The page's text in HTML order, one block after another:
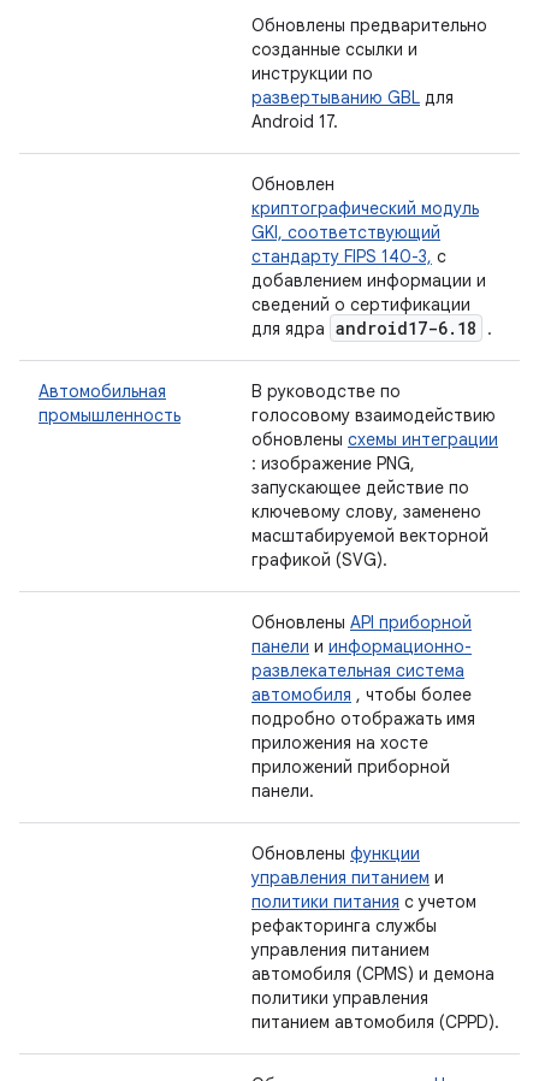
Обновлены предварительно
созданные ссылки и
инструкции по
развертыванию GBL для
Android 17.
Обновлен
криптографический модуль
GKI, соответствующий
стандарту FIPS 140-3, с
добавлением информации и
сведений о сертификации
для ядра android17-6. 18 .
Автомобильная
промышленность
В руководстве по
голосовому взаимодействию
обновлены схемы интеграции
: изображение PNG,
запускающее действие по
ключевому слову, заменено
масштабируемой векторной
графикой (SVG).
Обновлены API приборной
панели и информационно-
развлекательная система
автомобиля , чтобы более
подробно отображать имя
приложения на хосте
приложений приборной
панели.
Обновлены функции
управления питанием и
политики питания с учетом
рефакторинга службы
управления питанием
автомобиля (CPMS) и демона
политики управления
питанием автомобиля (CPPD).